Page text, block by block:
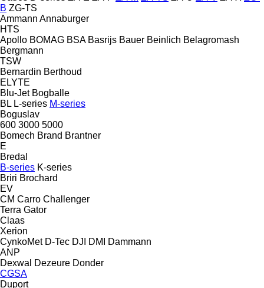
B ZG-TS
Ammann Annaburger
HTS
Apollo BOMAG BSA Basrijs Bauer Beinlich Belagromash
Bergmann
TSW
Bernardin Berthoud
ELYTE
Blu-Jet Bogballe
BL L-series M-series
Boguslav
600 3000 5000
Bomech Brand Brantner
E
Bredal
B-series K-series
Briri Brochard
EV
CM Carro Challenger
Terra Gator
Claas
Xerion
CynkoMet D-Tec DJI DMI
Dammann
ANP
Dexwal
Dezeure Donder
CGSA
Duport